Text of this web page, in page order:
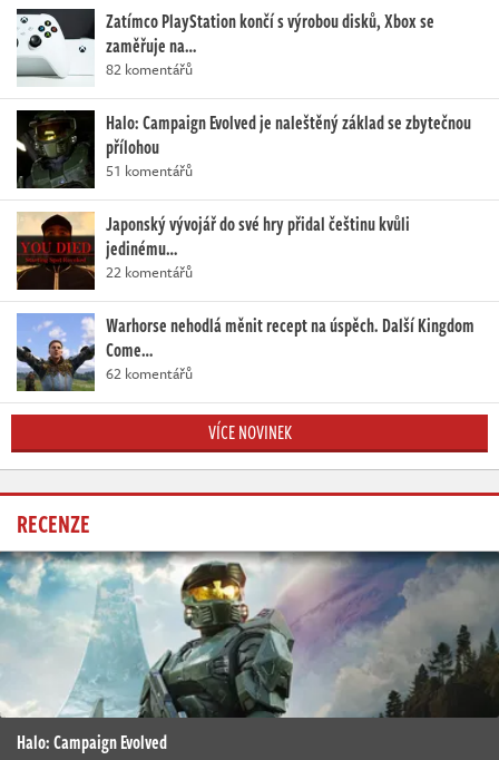
Zatímco PlayStation končí s výrobou disků, Xbox se
zaměřuje na…
82 komentářů
Halo: Campaign Evolved je naleštěný základ se zbytečnou
přílohou
51 komentářů
Japonský vývojář do své hry přidal češtinu kvůli
jedinému…
22 komentářů
Warhorse nehodlá měnit recept na úspěch. Další Kingdom
Come…
62 komentářů
VÍCE NOVINEK
RECENZE
Halo: Campaign Evolved